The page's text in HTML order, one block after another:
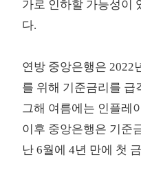
가로 인하할 가능성이
다.
연방 중앙은행은 2022
를 위해 기준금리를 급
그해 여름에는 인플레
이후 중앙은행은 기준
난 6월에 4년 만에 첫